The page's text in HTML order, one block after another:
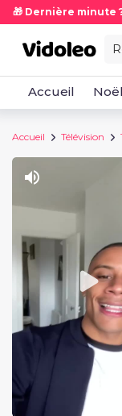
🎁 Dernière minute
Accueil
Accueil Télévision